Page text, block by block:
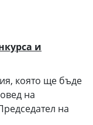
и
която ще бъде
на
на